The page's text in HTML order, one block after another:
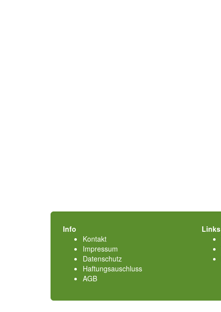
Info
Kontakt
Impressum
Datenschutz
Haftungsauschluss
AGB
Links